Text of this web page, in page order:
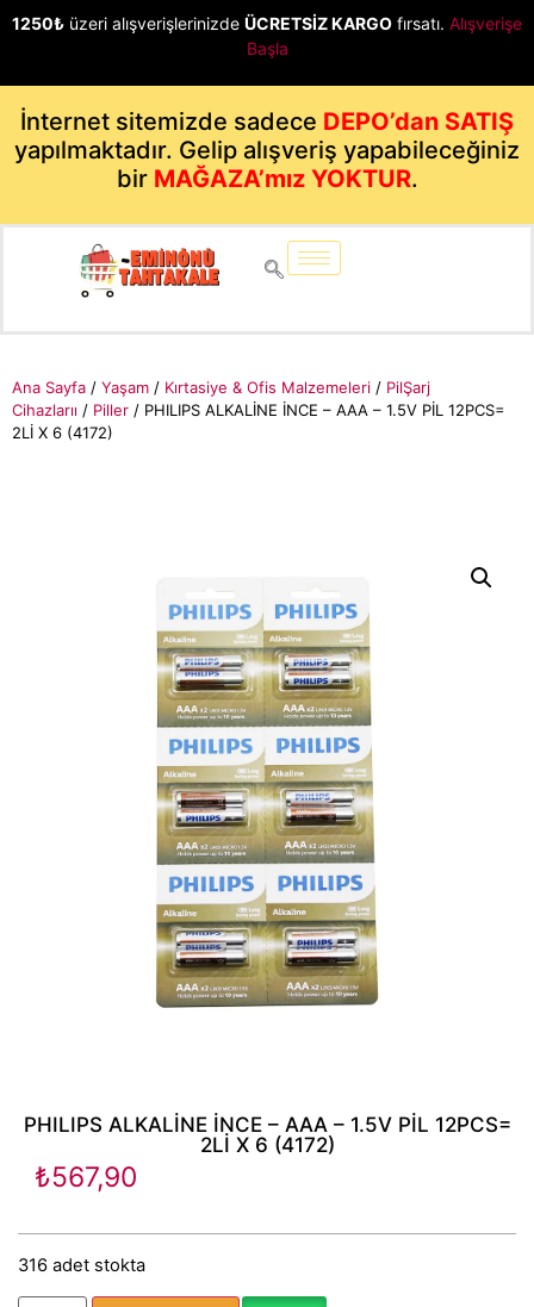
1250₺ üzeri alışverişlerinizde ÜCRETSİZ KARGO fırsatı. Alışverişe
Başla
İnternet sitemizde sadece DEPO’dan SATIŞ
yapılmaktadır. Gelip alışveriş yapabileceğiniz
bir MAĞAZA’mız YOKTUR.
Ana Sayfa / Yaşam / Kırtasiye & Ofis Malzemeleri / PilŞarj
Cihazlarıı / Piller / PHILIPS ALKALİNE İNCE – AAA – 1.5V PİL 12PCS=
2Lİ X 6 (4172)
PHILIPS ALKALİNE İNCE – AAA – 1.5V PİL 12PCS=
2Lİ X 6 (4172)
₺567,90
316 adet stokta